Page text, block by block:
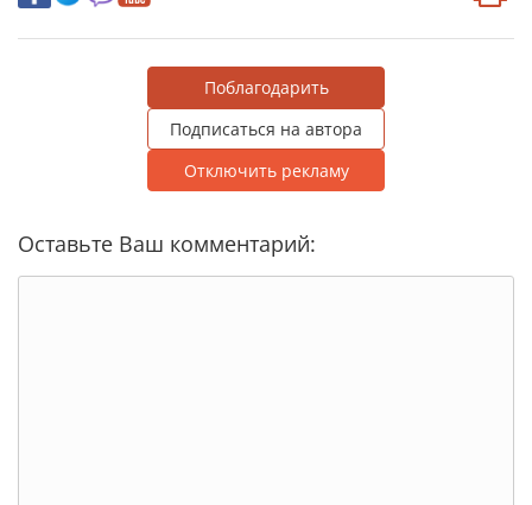
Поблагодарить
Подписаться на автора
Отключить рекламу
Оставьте Ваш комментарий: